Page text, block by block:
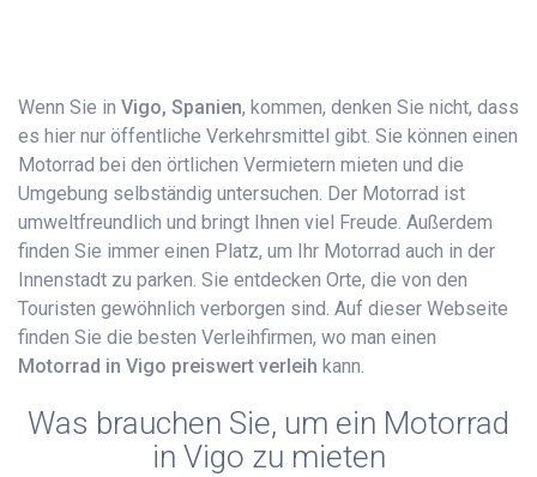
Wenn Sie in Vigo, Spanien, kommen, denken Sie nicht, dass
es hier nur öffentliche Verkehrsmittel gibt. Sie können einen
Motorrad bei den örtlichen Vermietern mieten und die
Umgebung selbständig untersuchen. Der Motorrad ist
umweltfreundlich und bringt Ihnen viel Freude. Außerdem
finden Sie immer einen Platz, um Ihr Motorrad auch in der
Innenstadt zu parken. Sie entdecken Orte, die von den
Touristen gewöhnlich verborgen sind. Auf dieser Webseite
finden Sie die besten Verleihfirmen, wo man einen
Motorrad in Vigo preiswert verleih kann.
Was brauchen Sie, um ein Motorrad
in Vigo zu mieten